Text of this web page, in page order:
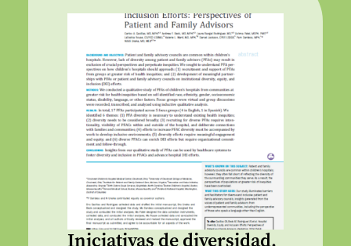
Iniciativas de diversidad,